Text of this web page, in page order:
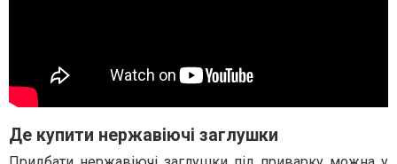
Де купити нержавіючі заглушки